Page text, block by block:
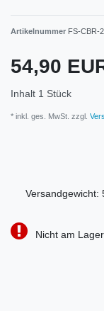
Artikelnummer FS-CBR-
54,90
Inhalt 1 Stück
* inkl. ges. MwSt. zzgl.
Versandgewicht:
Nicht am